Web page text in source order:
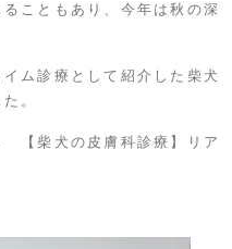
こともあり、今年は秋の深
ム診療として紹介した柴犬
。
【柴犬の皮膚科診療】リア